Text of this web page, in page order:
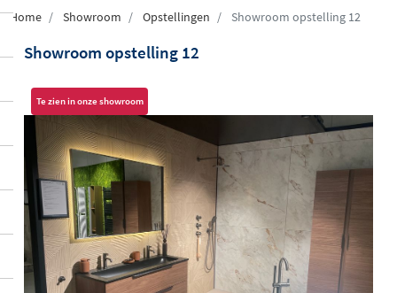
Home Showroom Opstellingen Showroom opstelling 12
Showroom opstelling 12
Te zien in onze showroom